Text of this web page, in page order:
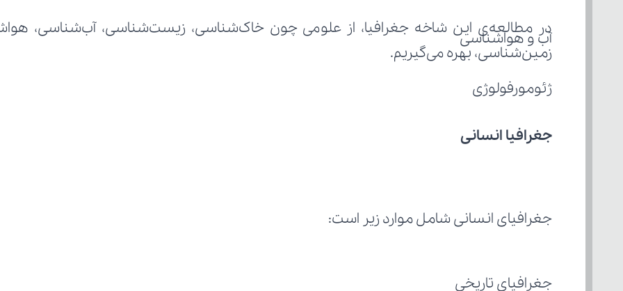
آب و هواشناسی
ژئومورفولوژی
زمین‌شناسی، بهره می‌گیریم.
جغرافیا انسانی
جغرافیای انسانی شامل موارد زیر است:
جغرافیای تاریخی